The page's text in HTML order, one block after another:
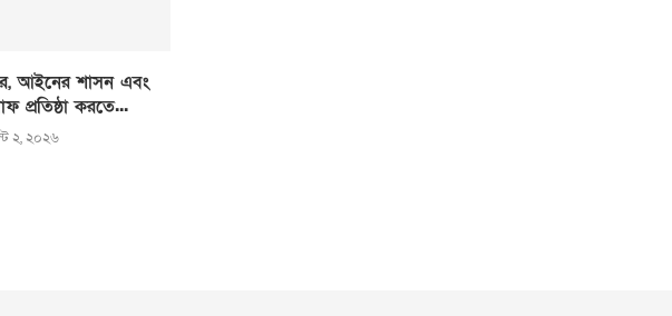
আইনের শাসন এবং
প্রতিষ্ঠা করতে...
২, ২০২৬